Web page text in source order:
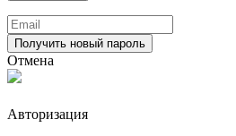
Отмена
Авторизация